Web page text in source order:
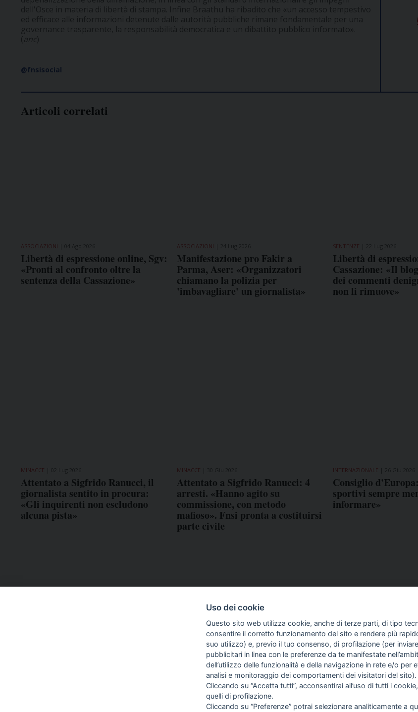
@fnsisocial
Articoli correlati
ASSOCIAZIONI
Libertà di espressione online, Sgv:
«Pronti al confronto oltre la
sentenza della Cassazione»
ASSOCIAZIONI
Manifestazione pro Fakir a
Parma, Aser: «Organizzatori
chiamano la polizia per
'imbavagliare' un giornalista»
SENTENZE
Libertà di
Cassazione: «Il
dei commenti
non li rimuove»
MINACCE
Attentato a Sigfrido Ranucci, il
giornalista sentito in procura:
«Gli inquirenti non escludono
alcuna pista»
MINACCE
Attentato a Sigfrido Ranucci: 4
arresti. «Hanno agito su
commissione, con metodo
mafioso». Fnsi pronta a costituirsi
parte civile
INTERNAZIONALE
Consiglio
sportivi sempre
informare»
COME TI SENTI?
Uso dei cookie
Questo sito web utilizza cookie, anche di terze parti, di tipo
consentire il corretto funzionamento del sito e rendere più
suo utilizzo) e, previo il tuo consenso, di profilazione (per
pubblicitari in linea con le preferenze da te manifestate
dell’utilizzo delle funzionalità e della navigazione in rete e/o per
analisi e monitoraggio dei comportamenti dei visitatori del sito).
Cliccando su “Accetta tutti”, acconsentirai all’uso di tutti i
quelli di profilazione.
Cliccando su “Preferenze” potrai selezionare analiticamente a